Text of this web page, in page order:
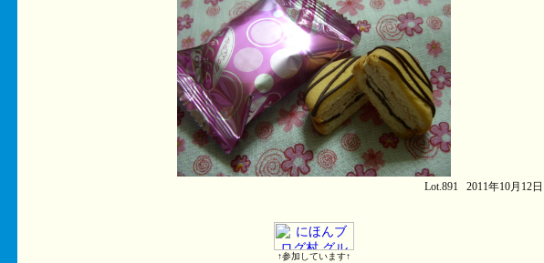
Lot.891 2011年10月12
↑参加しています↑